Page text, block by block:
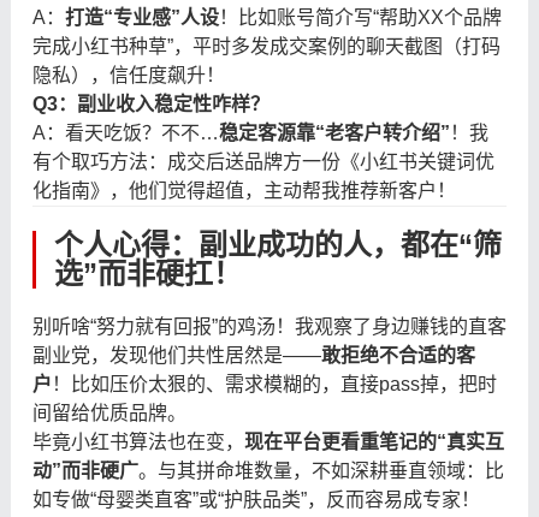
A： 打造“专业感”人设！比如账号简介写“帮助XX个品牌
完成小红书种草”，平时多发成交案例的聊天截图（打码
隐私），信任度飙升！
Q3：副业收入稳定性咋样？
A：看天吃饭？不不…稳定客源靠“老客户转介绍” ！我
有个取巧方法：成交后送品牌方一份《小红书关键词优
化指南》，他们觉得超值，主动帮我推荐新客户！
个人心得：副业成功的人，都在“筛
选”而非硬扛！
别听啥“努力就有回报”的鸡汤！我观察了身边赚钱的直客
副业党，发现他们共性居然是——敢拒绝不合适的客
户 ！比如压价太狠的、需求模糊的，直接pass掉，把时
间留给优质品牌。
毕竟小红书算法也在变， 现在平台更看重笔记的“真实互
动”而非硬广。与其拼命堆数量，不如深耕垂直领域：比
如专做“母婴类直客”或“护肤品类”，反而容易成专家！